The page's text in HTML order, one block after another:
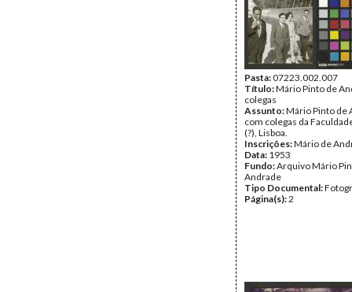
Pasta:07223.002.007
Título:Mário Pinto de
colegas
Assunto:Mário Pinto de
com colegas da
(?), Lisboa.
Inscrições:Mário de
Data: 1953
Fundo:Arquivo Mário
Andrade
Tipo Documental:
Página(s):2